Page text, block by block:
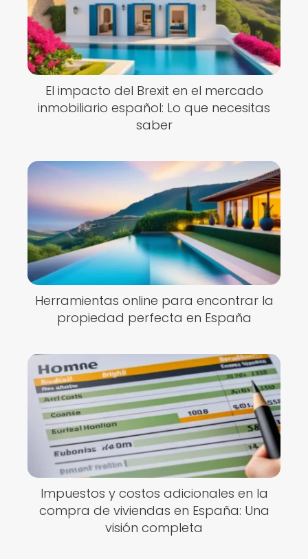
El impacto del Brexit en el mercado
inmobiliario español: Lo que necesitas
saber
Herramientas online para encontrar la
propiedad perfecta en España
Impuestos y costos adicionales en la
compra de viviendas en España: Una
visión completa